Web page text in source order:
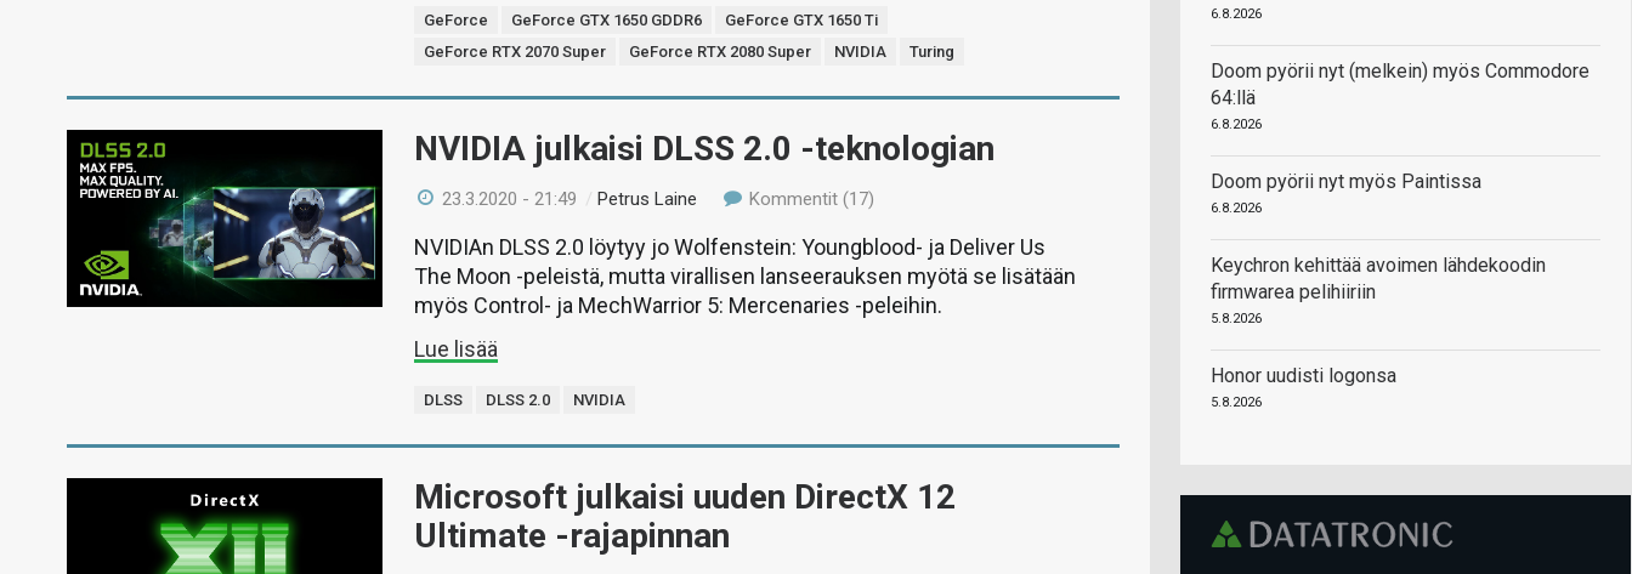
GeForce GeForce GTX 1650 GDDR6
GeForce GTX 1650 Ti
GeForce RTX 2070 Super
GeForce RTX 2080 Super NVIDIA Turing
NVIDIA julkaisi DLSS 2.0 -teknologian
23.3.2020 - 21:49 /Petrus Laine Kommentit (17)
NVIDIAn DLSS 2.0 löytyy jo Wolfenstein: Youngblood- ja Deliver Us
The Moon -peleistä, mutta virallisen lanseerauksen myötä se lisätään
myös Control- ja MechWarrior 5: Mercenaries -peleihin.
Lue lisää
DLSS DLSS 2.0 NVIDIA
Microsoft julkaisi uuden DirectX 12
Ultimate -rajapinnan
6.8.2026
Doom pyörii nyt (melkein) myös Commodore
64:llä
6.8.2026
Doom pyörii nyt myös Paintissa
6.8.2026
Keychron kehittää avoimen lähdekoodin
firmwarea pelihiiriin
5.8.2026
Honor uudisti logonsa
5.8.2026